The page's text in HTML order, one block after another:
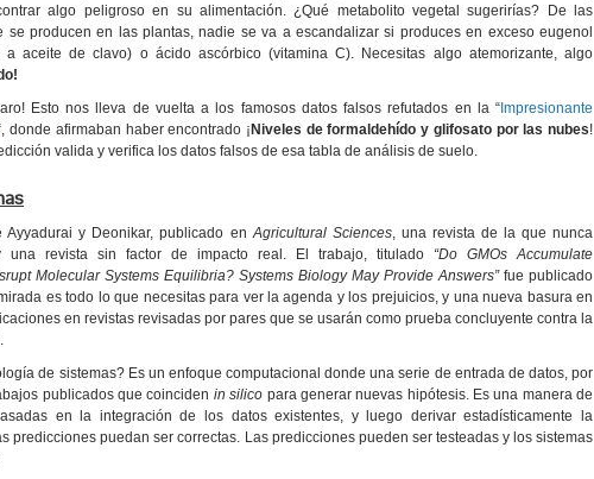
algo peligroso en su alimentación. ¿Qué metabolito vegetal sugerirías? De las
se producen en las plantas, nadie se va a escandalizar si produces en exceso eugenol
aceite de clavo) o ácido ascórbico (vitamina C). Necesitas algo atemorizante, algo
Esto nos lleva de vuelta a los famosos datos falsos refutados en la “ Impresionante
donde afirmaban haber encontrado ¡ Niveles de formaldehído y glifosato por las nubes!
valida y verifica los datos falsos de esa tabla de análisis de suelo.
Ayyadurai y Deonikar, publicado enAgricultural Sciences, una revista de la que nunca
una revista sin factor de impacto real. El trabajo, titulado “Do GMOs Accumulate
Molecular Systems Equilibria? Systems Biology May Provide Answers” fue publicado
es todo lo que necesitas para ver la agenda y los prejuicios, y una nueva basura en
en revistas revisadas por pares que se usarán como prueba concluyente contra la
de sistemas? Es un enfoque computacional donde una serie de entrada de datos, por
publicados que coinciden in silico para generar nuevas hipótesis. Es una manera de
en la integración de los datos existentes, y luego derivar estadísticamente la
predicciones puedan ser correctas. Las predicciones pueden ser testeadas y los sistemas